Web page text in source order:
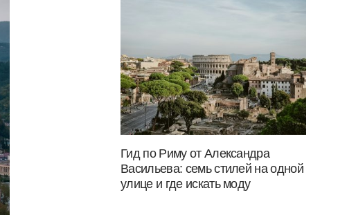
Гид по Риму от Александра
Васильева: семь стилей на одной
улице и где искать моду